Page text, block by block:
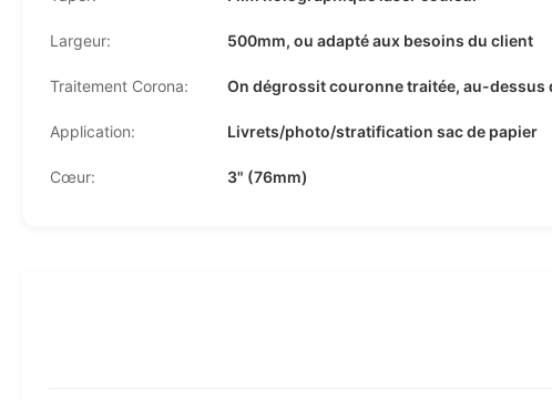
Largeur: 500mm, ou adapté aux besoins du client
Traitement Corona: On dégrossit couronne traitée, au-dessus
Application: Livrets/photo/stratification sac de papier
Cœur: 3" (76mm)